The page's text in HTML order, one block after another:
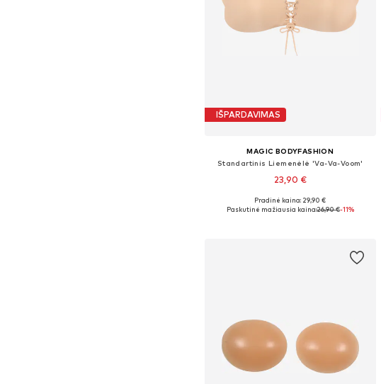
IŠPARDAVIMAS
MAGIC BODYFASHION
Standartinis Liemenėlė 'Va-Va-Voom'
23,90 €
+1
Galimi dydžiai: 60-150, 60-150, 60-150
Pradinė kaina: 29,90 €
Paskutinė mažiausia kaina:26,90 €-11%